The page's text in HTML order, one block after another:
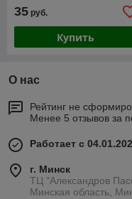
35 руб.
Купить
О нас
Рейтинг не
Менее 5 отзывов за
Работает с
г. Минск
ТЦ "Александров
Минская область,